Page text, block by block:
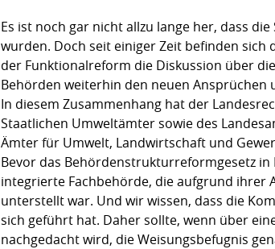
Es ist noch gar nicht allzu lange her, dass
wurden. Doch seit einiger Zeit befinden
der Funktionalreform die Diskussion über
Behörden weiterhin den neuen Ansprüchen
In diesem Zusammenhang hat der
Staatlichen Umweltämter sowie des
Ämter für Umwelt, Landwirtschaft und
Bevor das Behördenstrukturreformgesetz
integrierte Fachbehörde, die aufgrund ihrer
unterstellt war. Und wir wissen, dass die
sich geführt hat. Daher sollte, wenn über
nachgedacht wird, die Weisungsbefugnis